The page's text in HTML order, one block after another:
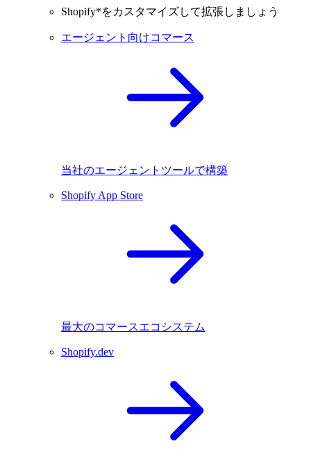
Shopify*をカスタマイズして拡張しましょう
エージェント向けコマース
当社のエージェントツールで構築
Shopify App Store
最大のコマースエコシステム
Shopify.dev